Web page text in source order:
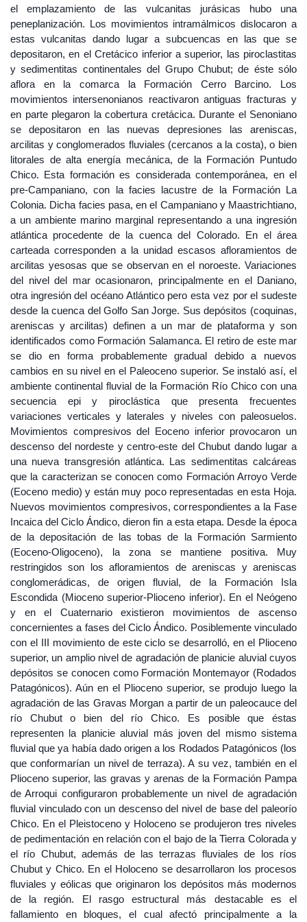
el emplazamiento de las vulcanitas jurásicas hubo una
peneplanización. Los movimientos intramálmicos dislocaron a
estas vulcanitas dando lugar a subcuencas en las que se
depositaron, en el Cretácico inferior a superior, las piroclastitas
y sedimentitas continentales del Grupo Chubut; de éste sólo
aflora en la comarca la Formación Cerro Barcino. Los
movimientos intersenonianos reactivaron antiguas fracturas y
en parte plegaron la cobertura cretácica. Durante el Senoniano
se depositaron en las nuevas depresiones las areniscas,
arcilitas y conglomerados fluviales (cercanos a la costa), o bien
litorales de alta energía mecánica, de la Formación Puntudo
Chico. Esta formación es considerada contemporánea, en el
pre-Campaniano, con la facies lacustre de la Formación La
Colonia. Dicha facies pasa, en el Campaniano y Maastrichtiano,
a un ambiente marino marginal representando a una ingresión
atlántica procedente de la cuenca del Colorado. En el área
carteada corresponden a la unidad escasos afloramientos de
arcilitas yesosas que se observan en el noroeste. Variaciones
del nivel del mar ocasionaron, principalmente en el Daniano,
otra ingresión del océano Atlántico pero esta vez por el sudeste
desde la cuenca del Golfo San Jorge. Sus depósitos (coquinas,
areniscas y arcilitas) definen a un mar de plataforma y son
identificados como Formación Salamanca. El retiro de este mar
se dio en forma probablemente gradual debido a nuevos
cambios en su nivel en el Paleoceno superior. Se instaló así, el
ambiente continental fluvial de la Formación Río Chico con una
secuencia epi y piroclástica que presenta frecuentes
variaciones verticales y laterales y niveles con paleosuelos.
Movimientos compresivos del Eoceno inferior provocaron un
descenso del nordeste y centro-este del Chubut dando lugar a
una nueva transgresión atlántica. Las sedimentitas calcáreas
que la caracterizan se conocen como Formación Arroyo Verde
(Eoceno medio) y están muy poco representadas en esta Hoja.
Nuevos movimientos compresivos, correspondientes a la Fase
Incaica del Ciclo Ándico, dieron fin a esta etapa. Desde la época
de la depositación de las tobas de la Formación Sarmiento
(Eoceno-Oligoceno), la zona se mantiene positiva. Muy
restringidos son los afloramientos de areniscas y areniscas
conglomerádicas, de origen fluvial, de la Formación Isla
Escondida (Mioceno superior-Plioceno inferior). En el Neógeno
y en el Cuaternario existieron movimientos de ascenso
concernientes a fases del Ciclo Ándico. Posiblemente vinculado
con el III movimiento de este ciclo se desarrolló, en el Plioceno
superior, un amplio nivel de agradación de planicie aluvial cuyos
depósitos se conocen como Formación Montemayor (Rodados
Patagónicos). Aún en el Plioceno superior, se produjo luego la
agradación de las Gravas Morgan a partir de un paleocauce del
río Chubut o bien del río Chico. Es posible que éstas
representen la planicie aluvial más joven del mismo sistema
fluvial que ya había dado origen a los Rodados Patagónicos (los
que conformarían un nivel de terraza). A su vez, también en el
Plioceno superior, las gravas y arenas de la Formación Pampa
de Arroqui configuraron probablemente un nivel de agradación
fluvial vinculado con un descenso del nivel de base del paleorío
Chico. En el Pleistoceno y Holoceno se produjeron tres niveles
de pedimentación en relación con el bajo de la Tierra Colorada y
el río Chubut, además de las terrazas fluviales de los ríos
Chubut y Chico. En el Holoceno se desarrollaron los procesos
fluviales y eólicas que originaron los depósitos más modernos
de la región. El rasgo estructural más destacable es el
fallamiento en bloques, el cual afectó principalmente a la